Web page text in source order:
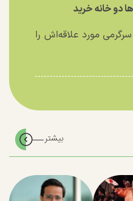
دو خانه خرید
سرگرمی مورد علاقه‌اش را